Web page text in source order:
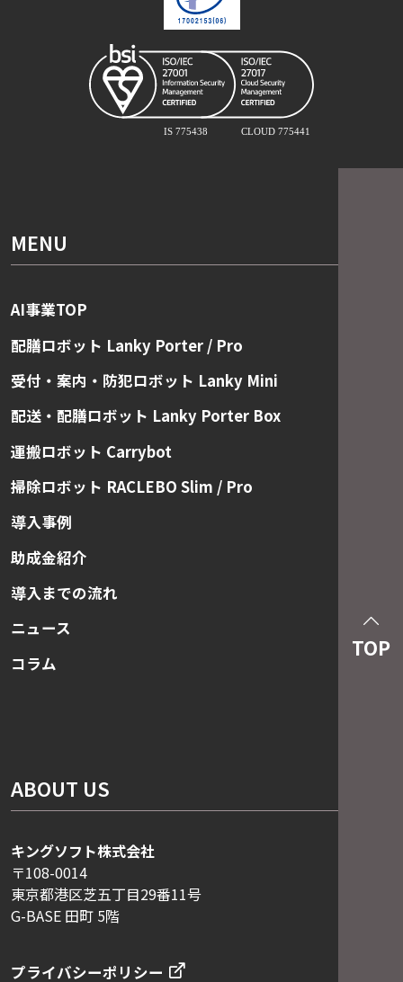
TOP
MENU
AI事業TOP
配膳ロボット Lanky Porter / Pro
受付・案内・防犯ロボット Lanky Mini
配送・配膳ロボット Lanky Porter Box
運搬ロボット Carrybot
掃除ロボット RACLEBO Slim / Pro
導入事例
助成金紹介
導入までの流れ
ニュース
コラム
ABOUT US
キングソフト株式会社
〒108-0014
東京都港区芝五丁目29番11号
G-BASE 田町 5階
プライバシーポリシー